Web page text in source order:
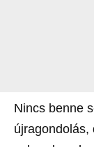
Nincs benne
újragondolás,